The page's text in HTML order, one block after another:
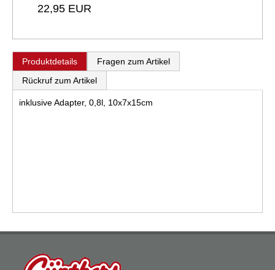
22,95 EUR
Produktdetails
Fragen zum Artikel
Rückruf zum Artikel
inklusive Adapter, 0,8l, 10x7x15cm